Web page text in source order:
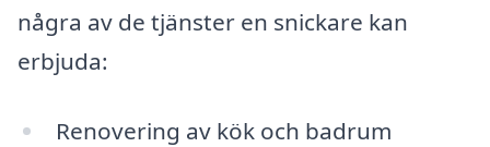
några av de tjänster en snickare kan
erbjuda:
Renovering av kök och badrum